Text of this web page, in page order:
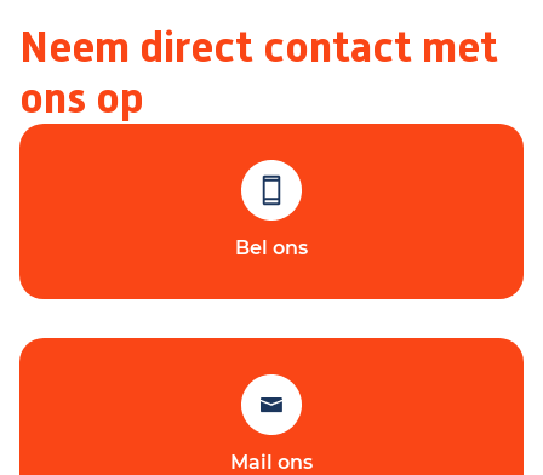
Neem direct contact met
ons op
Bel ons
Mail ons